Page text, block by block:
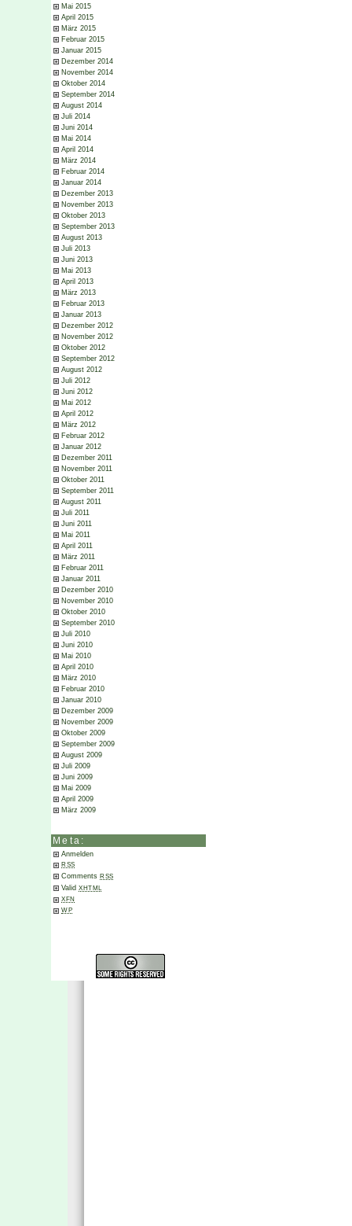
Mai 2015
April 2015
März 2015
Februar 2015
Januar 2015
Dezember 2014
November 2014
Oktober 2014
September 2014
August 2014
Juli 2014
Juni 2014
Mai 2014
April 2014
März 2014
Februar 2014
Januar 2014
Dezember 2013
November 2013
Oktober 2013
September 2013
August 2013
Juli 2013
Juni 2013
Mai 2013
April 2013
März 2013
Februar 2013
Januar 2013
Dezember 2012
November 2012
Oktober 2012
September 2012
August 2012
Juli 2012
Juni 2012
Mai 2012
April 2012
März 2012
Februar 2012
Januar 2012
Dezember 2011
November 2011
Oktober 2011
September 2011
August 2011
Juli 2011
Juni 2011
Mai 2011
April 2011
März 2011
Februar 2011
Januar 2011
Dezember 2010
November 2010
Oktober 2010
September 2010
Juli 2010
Juni 2010
Mai 2010
April 2010
März 2010
Februar 2010
Januar 2010
Dezember 2009
November 2009
Oktober 2009
September 2009
August 2009
Juli 2009
Juni 2009
Mai 2009
April 2009
März 2009
Meta:
Anmelden
RSS
Comments RSS
Valid XHTML
XFN
WP